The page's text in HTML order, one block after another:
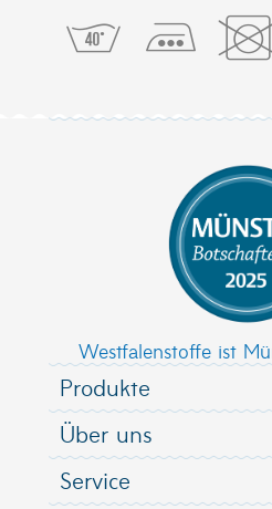
Westfalenstoffe ist
Produkte
Über uns
Service